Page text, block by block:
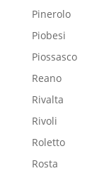
Pinerolo
Piobesi
Piossasco
Reano
Rivalta
Rivoli
Roletto
Rosta